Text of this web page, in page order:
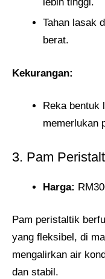
Tahan lasak
berat.
Kekurangan:
Reka bentuk
memerlukan
3. Pam
Harga:
Pam peristaltik
yang fleksibel, di
mengalirkan air
dan stabil.